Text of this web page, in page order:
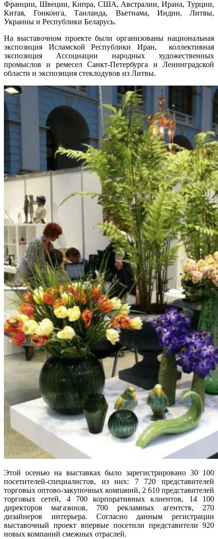
Франции, Швеции, Кипра, США, Австралии, Ирана, Турции,
Китая, Гонконга, Таиланда, Вьетнама, Индии, Литвы,
Украины и Республики Беларусь.
На выставочном проекте были организованы национальная
экспозиция Исламской Республики Иран, коллективная
экспозиция Ассоциации народных художественных
промыслов и ремесел Санкт-Петербурга и Ленинградской
области и экспозиция стеклодувов из Литвы.
Этой осенью на выставках было зарегистрировано 30 100
посетителей-специалистов, из них: 7 720 представителей
торговых оптово-закупочных компаний, 2 610 представителей
торговых сетей, 4 700 корпоративных клиентов, 14 100
директоров магазинов, 700 рекламных агентств, 270
дизайнеров интерьера. Согласно данным регистрации
выставочный проект впервые посетили представители 920
новых компаний смежных отраслей.